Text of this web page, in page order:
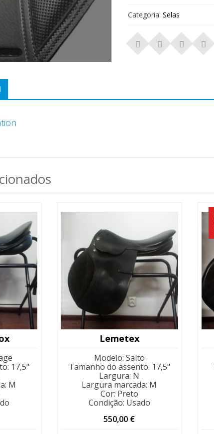
Categoria: Selas
: 17,5"
: M
Lemetex
Modelo: Salto
Tamanho do assento: 17,5"
Largura: N
Largura marcada: M
Cor: Preto
Condição: Usado
550,00 €